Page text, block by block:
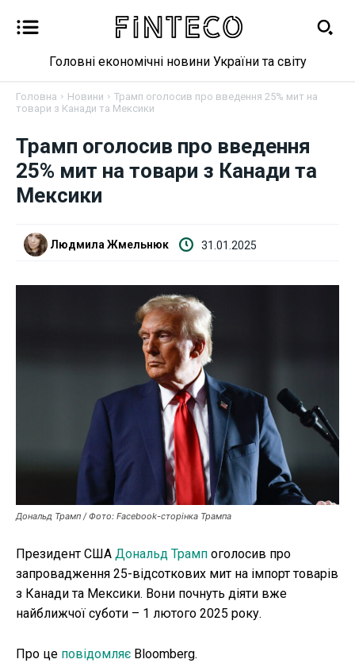
Новини
Бізнес
Криптовалюта
Робота і освіта
Курс валют
Ми в соц. мережах
Головні економічні новини України та світу
Головна Новини
Трамп оголосив про введення 25% мит на
товари з Канади та Мексики
Трамп оголосив про введення
25% мит на товари з Канади та
Мексики
Людмила Жмельнюк 31.01.2025
Дональд Трамп / Фото: Facebook-сторінка Трампа
Президент США Дональд Трамп оголосив про
запровадження 25-відсоткових мит на імпорт товарів
з Канади та Мексики. Вони почнуть діяти вже
найближчої суботи – 1 лютого 2025 року.
Про це повідомляє Bloomberg.